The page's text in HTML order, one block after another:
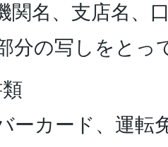
関名、支店名、
分の写しをとっ
ーカード、運転